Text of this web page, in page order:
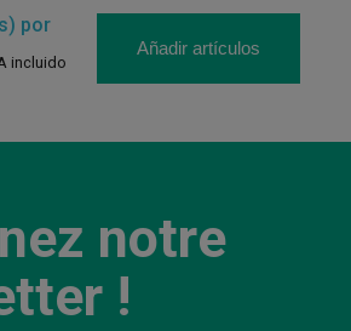
por
incluido
Añadir artículos
notre
!